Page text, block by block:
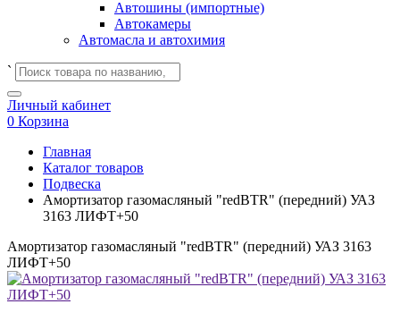
Автошины (импортные)
Автокамеры
Автомасла и автохимия
`
Личный кабинет
0 Корзина
Главная
Каталог товаров
Подвеска
Амортизатор газомасляный "redBTR" (передний) УАЗ
3163 ЛИФТ+50
Амортизатор газомасляный "redBTR" (передний) УАЗ 3163
ЛИФТ+50